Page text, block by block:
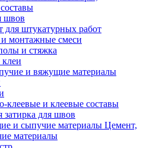
швов
для штукатурных работ
монтажные смеси
и стяжка
и вяжущие материалы
клеевые и клеевые составы
затирка для швов
Цемент,
материалы